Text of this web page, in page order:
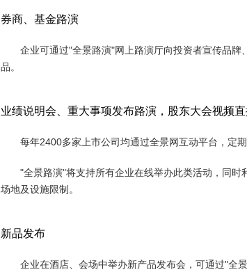
券商、基金路演
企业可通过"全景路演"网上路演厅向投资者宣传品
品。
业绩说明会、重大事项发布路演，股东大会视频直
每年2400多家上市公司均通过全景网互动平台，定
"全景路演"将支持所有企业在线举办此类活动，同
场地及设施限制。
新品发布
企业在酒店、会场中举办新产品发布会，可通过"全